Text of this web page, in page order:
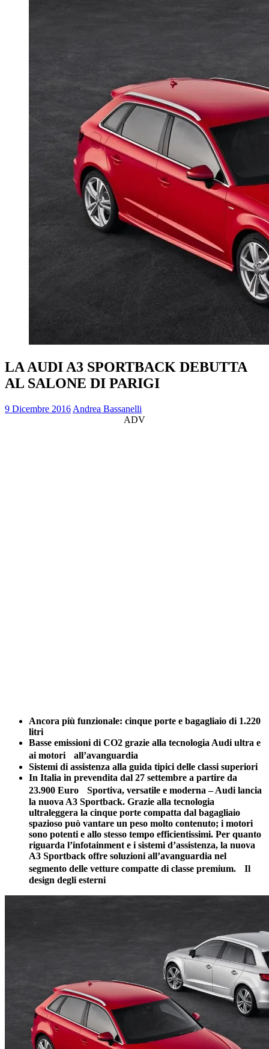
LA AUDI A3 SPORTBACK DEBUTTA
AL SALONE DI PARIGI
9 Dicembre 2016 Andrea Bassanelli
ADV
Ancora più funzionale: cinque porte e bagagliaio di 1.220
litri
Basse emissioni di CO2 grazie alla tecnologia Audi ultra e
ai motori
all’avanguardia
Sistemi di assistenza alla guida tipici delle classi superiori
In Italia in prevendita dal 27 settembre a partire da
23.900 Euro
Sportiva, versatile e moderna – Audi lancia
la nuova A3 Sportback. Grazie alla tecnologia
ultraleggera la cinque porte compatta dal bagagliaio
spazioso può vantare un peso molto contenuto; i motori
sono potenti e allo stesso tempo efficientissimi. Per quanto
riguarda l’infotainment e i sistemi d’assistenza, la nuova
A3 Sportback offre soluzioni all’avanguardia nel
segmento delle vetture compatte di classe premium.
Il
design degli esterni